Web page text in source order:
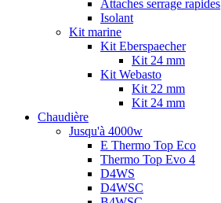
Attaches serrage rapides
Isolant
Kit marine
Kit Eberspaecher
Kit 24 mm
Kit Webasto
Kit 22 mm
Kit 24 mm
Chaudière
Jusqu'à 4000w
E Thermo Top Eco
Thermo Top Evo 4
D4WS
D4WSC